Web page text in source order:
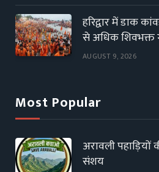
हरिद्वार में डाक
से अधिक शिवभक्त
AUGUST 9, 2026
Most Popular
अरावली पहाड़ियों
संशय